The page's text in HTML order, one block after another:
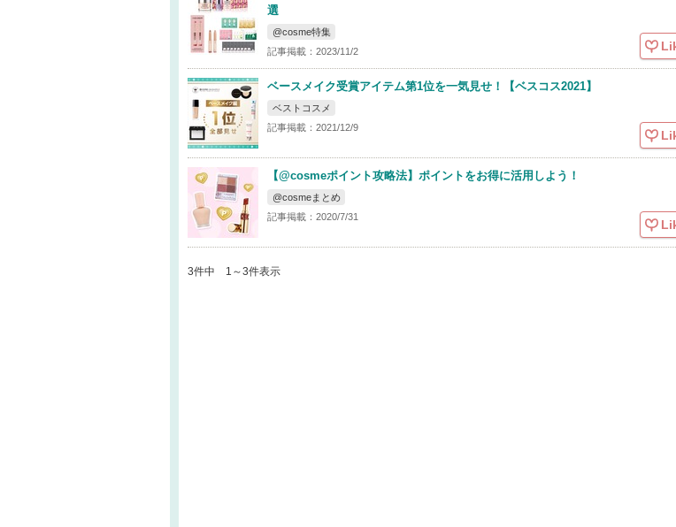
選
@cosme特集
記事掲載：2023/11/2
ベースメイク受賞アイテム第1位を一気見せ！【ベスコス2021】
ベストコスメ
記事掲載：2021/12/9
【@cosmeポイント攻略法】ポイントをお得に活用しよう！
@cosmeまとめ
記事掲載：2020/7/31
3件中 1～3件表示